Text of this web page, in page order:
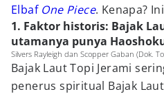
Elbaf One Piece. Kenapa?
1. Faktor historis: Bajak
utamanya punya
Silvers Rayleigh dan Scopper Gaban (Dok.
Bajak Laut Topi Jerami
penerus spiritual Bajak